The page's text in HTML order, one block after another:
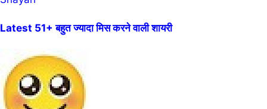
Latest 51+ बहुत ज्यादा मिस करने वाली शायरी